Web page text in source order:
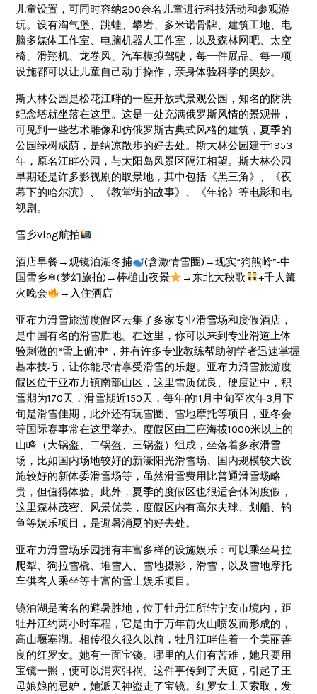
儿童设置，可同时容纳200余名儿童进行科技活动和参观游
玩。设有淘气堡、跳蛙、攀岩、多米诺骨牌、建筑工地、电
脑多媒体工作室、电脑机器人工作室，以及森林网吧、太空
椅、滑翔机、龙卷风、汽车模拟驾驶，每一件展品、每一项
设施都可以让儿童自己动手操作，亲身体验科学的奥妙。
斯大林公园是松花江畔的一座开放式景观公园，知名的防洪
纪念塔就坐落在这里。这是一处充满俄罗斯风情的景观带，
可见到一些艺术雕像和仿俄罗斯古典式风格的建筑，夏季的
公园绿树成荫，是纳凉散步的好去处。斯大林公园建于1953
年，原名江畔公园，与太阳岛风景区隔江相望。斯大林公园
早期还是许多影视剧的取景地，其中包括《黑三角》、《夜
幕下的哈尔滨》、《教堂街的故事》、《年轮》等电影和电
视剧。
雪乡Vlog航拍 ·
酒店早餐→观镜泊湖冬捕
(含激情雪圈)→现实“狗熊岭”-中
国雪乡❄(梦幻旅拍)→棒槌山夜景
→东北大秧歌
+千人篝
火晚会
→入住酒店
亚布力滑雪旅游度假区云集了多家专业滑雪场和度假酒店，
是中国有名的滑雪胜地。在这里，你可以来到专业滑道上体
验刺激的“雪上俯冲”，并有许多专业教练帮助初学者迅速掌握
基本技巧，让你能尽情享受滑雪的乐趣。亚布力滑雪旅游度
假区位于亚布力镇南部山区，这里雪质优良、硬度适中，积
雪期为170天，滑雪期近150天，每年的11月中旬至次年3月下
旬是滑雪佳期，此外还有玩雪圈、雪地摩托等项目，亚冬会
等国际赛事常在这里举办。度假区由三座海拔1000米以上的
山峰（大锅盔、二锅盔、三锅盔）组成，坐落着多家滑雪
场，比如国内场地较好的新濠阳光滑雪场、国内规模较大设
施较好的新体委滑雪场等，虽然滑雪费用比普通滑雪场略
贵，但值得体验。此外，夏季的度假区也很适合休闲度假，
这里森林茂密、风景优美，度假区内有高尔夫球、划船、钓
鱼等娱乐项目，是避暑消夏的好去处。
亚布力滑雪场乐园拥有丰富多样的设施娱乐：可以乘坐马拉
爬犁、狗拉雪橇、堆雪人、雪地摄影，滑雪，以及雪地摩托
车供客人乘坐等丰富的雪上娱乐项目。
镜泊湖是著名的避暑胜地，位于牡丹江所辖宁安市境内，距
牡丹江约两小时车程，它是由于万年前火山喷发而形成的，
高山堰塞湖。相传很久很久以前，牡丹江畔住着一个美丽善
良的红罗女。她有一面宝镜。哪里的人们有苦难，她只要用
宝镜一照，便可以消灾弭祸。这件事传到了天庭，引起了王
母娘娘的忌妒，她派天神盗走了宝镜。红罗女上天索取，发